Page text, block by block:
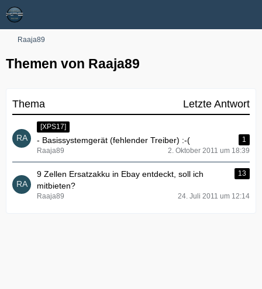
Raaja89
Themen von Raaja89
Thema Letzte Antwort
[XPS17]
- Basissystemgerät (fehlender Treiber) :-(
1
Raaja89
2. Oktober 2011 um 18:39
9 Zellen Ersatzakku in Ebay entdeckt, soll ich
mitbieten?
13
Raaja89 24. Juli 2011 um 12:14